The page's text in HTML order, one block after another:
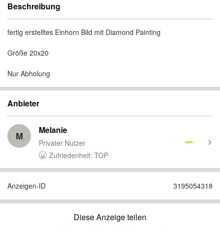
Beschreibung
fertig erstelltes Einhorn Bild mit Diamond Painting
Größe 20x20
Nur Abholung
Anbieter
M Melanie
Privater Nutzer
Zufriedenheit: TOP
Anzeigen-ID 3195054318
Diese Anzeige teilen